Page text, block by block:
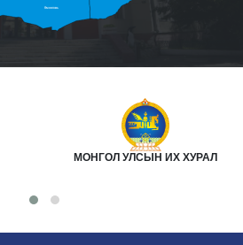
Өмнөговь
МОНГОЛ УЛСЫН ИХ ХУРАЛ